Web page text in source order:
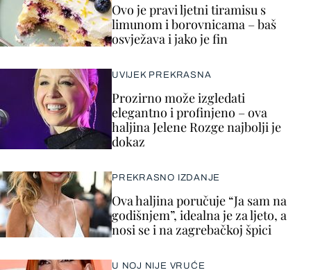
Ovo je pravi ljetni tiramisu s
limunom i borovnicama – baš
osvježava i jako je fin
UVIJEK PREKRASNA
Prozirno može izgledati
elegantno i profinjeno – ova
haljina Jelene Rozge najbolji je
dokaz
PREKRASNO IZDANJE
Ova haljina poručuje “Ja sam na
godišnjem”, idealna je za ljeto, a
nosi se i na zagrebačkoj špici
U NOJ NIJE VRUĆE